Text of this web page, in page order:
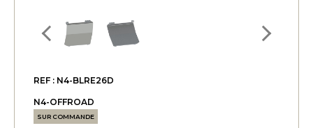
REF : N4-BLRE26D
N4-OFFROAD
SUR COMMANDE